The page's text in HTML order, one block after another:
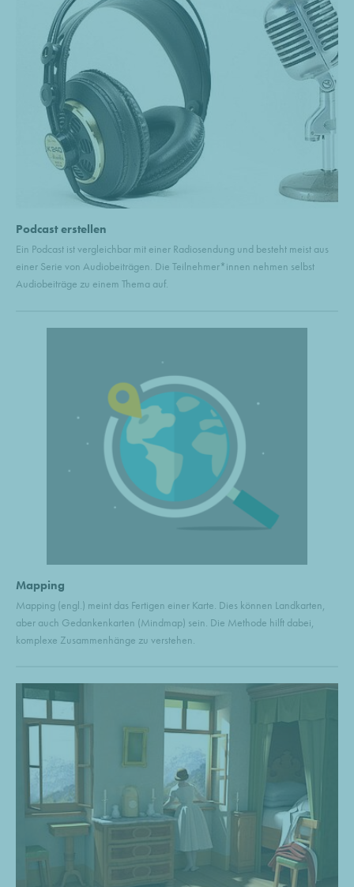
Podcast erstellen
Ein Podcast ist vergleichbar mit einer Radiosendung und besteht meist aus
einer Serie von Audiobeiträgen. Die Teilnehmer*innen nehmen selbst
Audiobeiträge zu einem Thema auf.
Mapping
Mapping (engl.) meint das Fertigen einer Karte. Dies können Landkarten,
aber auch Gedankenkarten (Mindmap) sein. Die Methode hilft dabei,
komplexe Zusammenhänge zu verstehen.